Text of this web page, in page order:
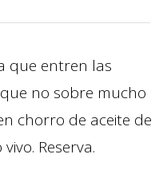
que entren las
no sobre mucho
chorro de aceite de
Reserva.